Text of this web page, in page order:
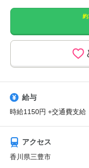
約
給与
時給1150円 +交通費支給
アクセス
香川県三豊市